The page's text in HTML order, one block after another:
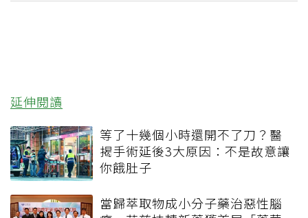
延伸閱讀
等了十幾個小時還開不了刀？醫
揭手術延後3大原因：不是故意讓
你餓肚子
當歸萃取物成小分子藥治惡性腦